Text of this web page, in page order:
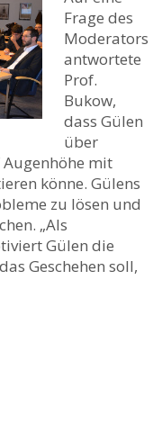
Frage des
Moderators
antwortete
Prof.
Bukow,
dass Gülen
über
mit
könne. Gülens
zu lösen und
„Als
Gülen die
Geschehen soll,